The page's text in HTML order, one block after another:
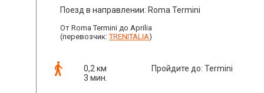
Поезд в направлении: Roma Termini
От Roma Termini до Aprilia
(перевозчик:TRENITALIA)
0,2 км
3 мин.
Пройдите до: Termini